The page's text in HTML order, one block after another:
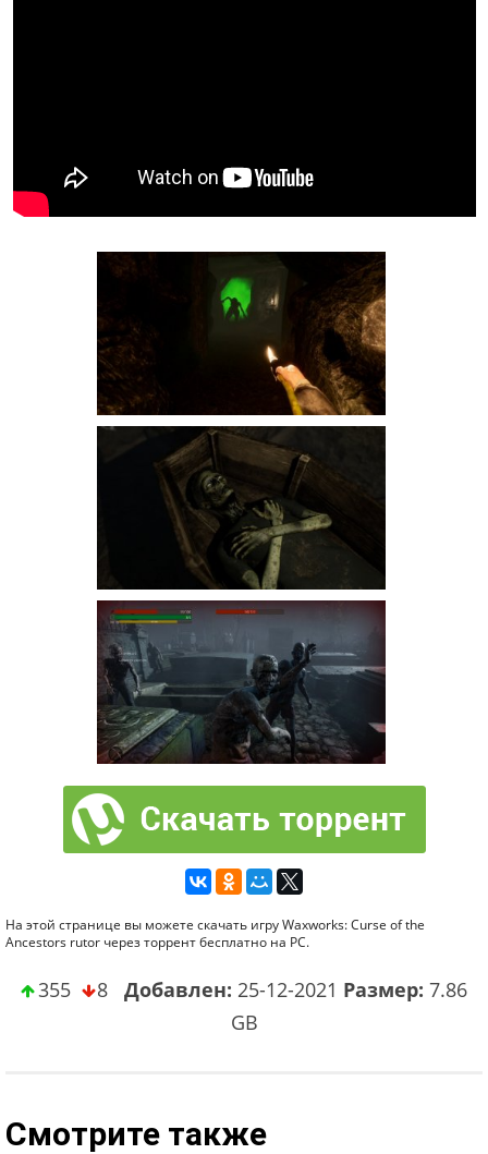
На этой странице вы можете скачать игру Waxworks: Curse of the
Ancestors rutor через торрент бесплатно на PC.
355 8 Добавлен: 25-12-2021 Размер: 7.86
GB
Смотрите также